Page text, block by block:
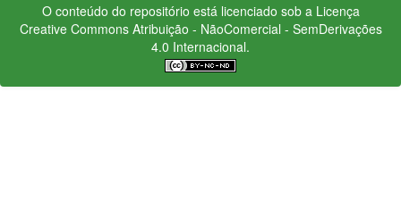
O conteúdo do repositório está licenciado sob a Licença
Creative CommonsAtribuição - NãoComercial - SemDerivações
4.0 Internacional.